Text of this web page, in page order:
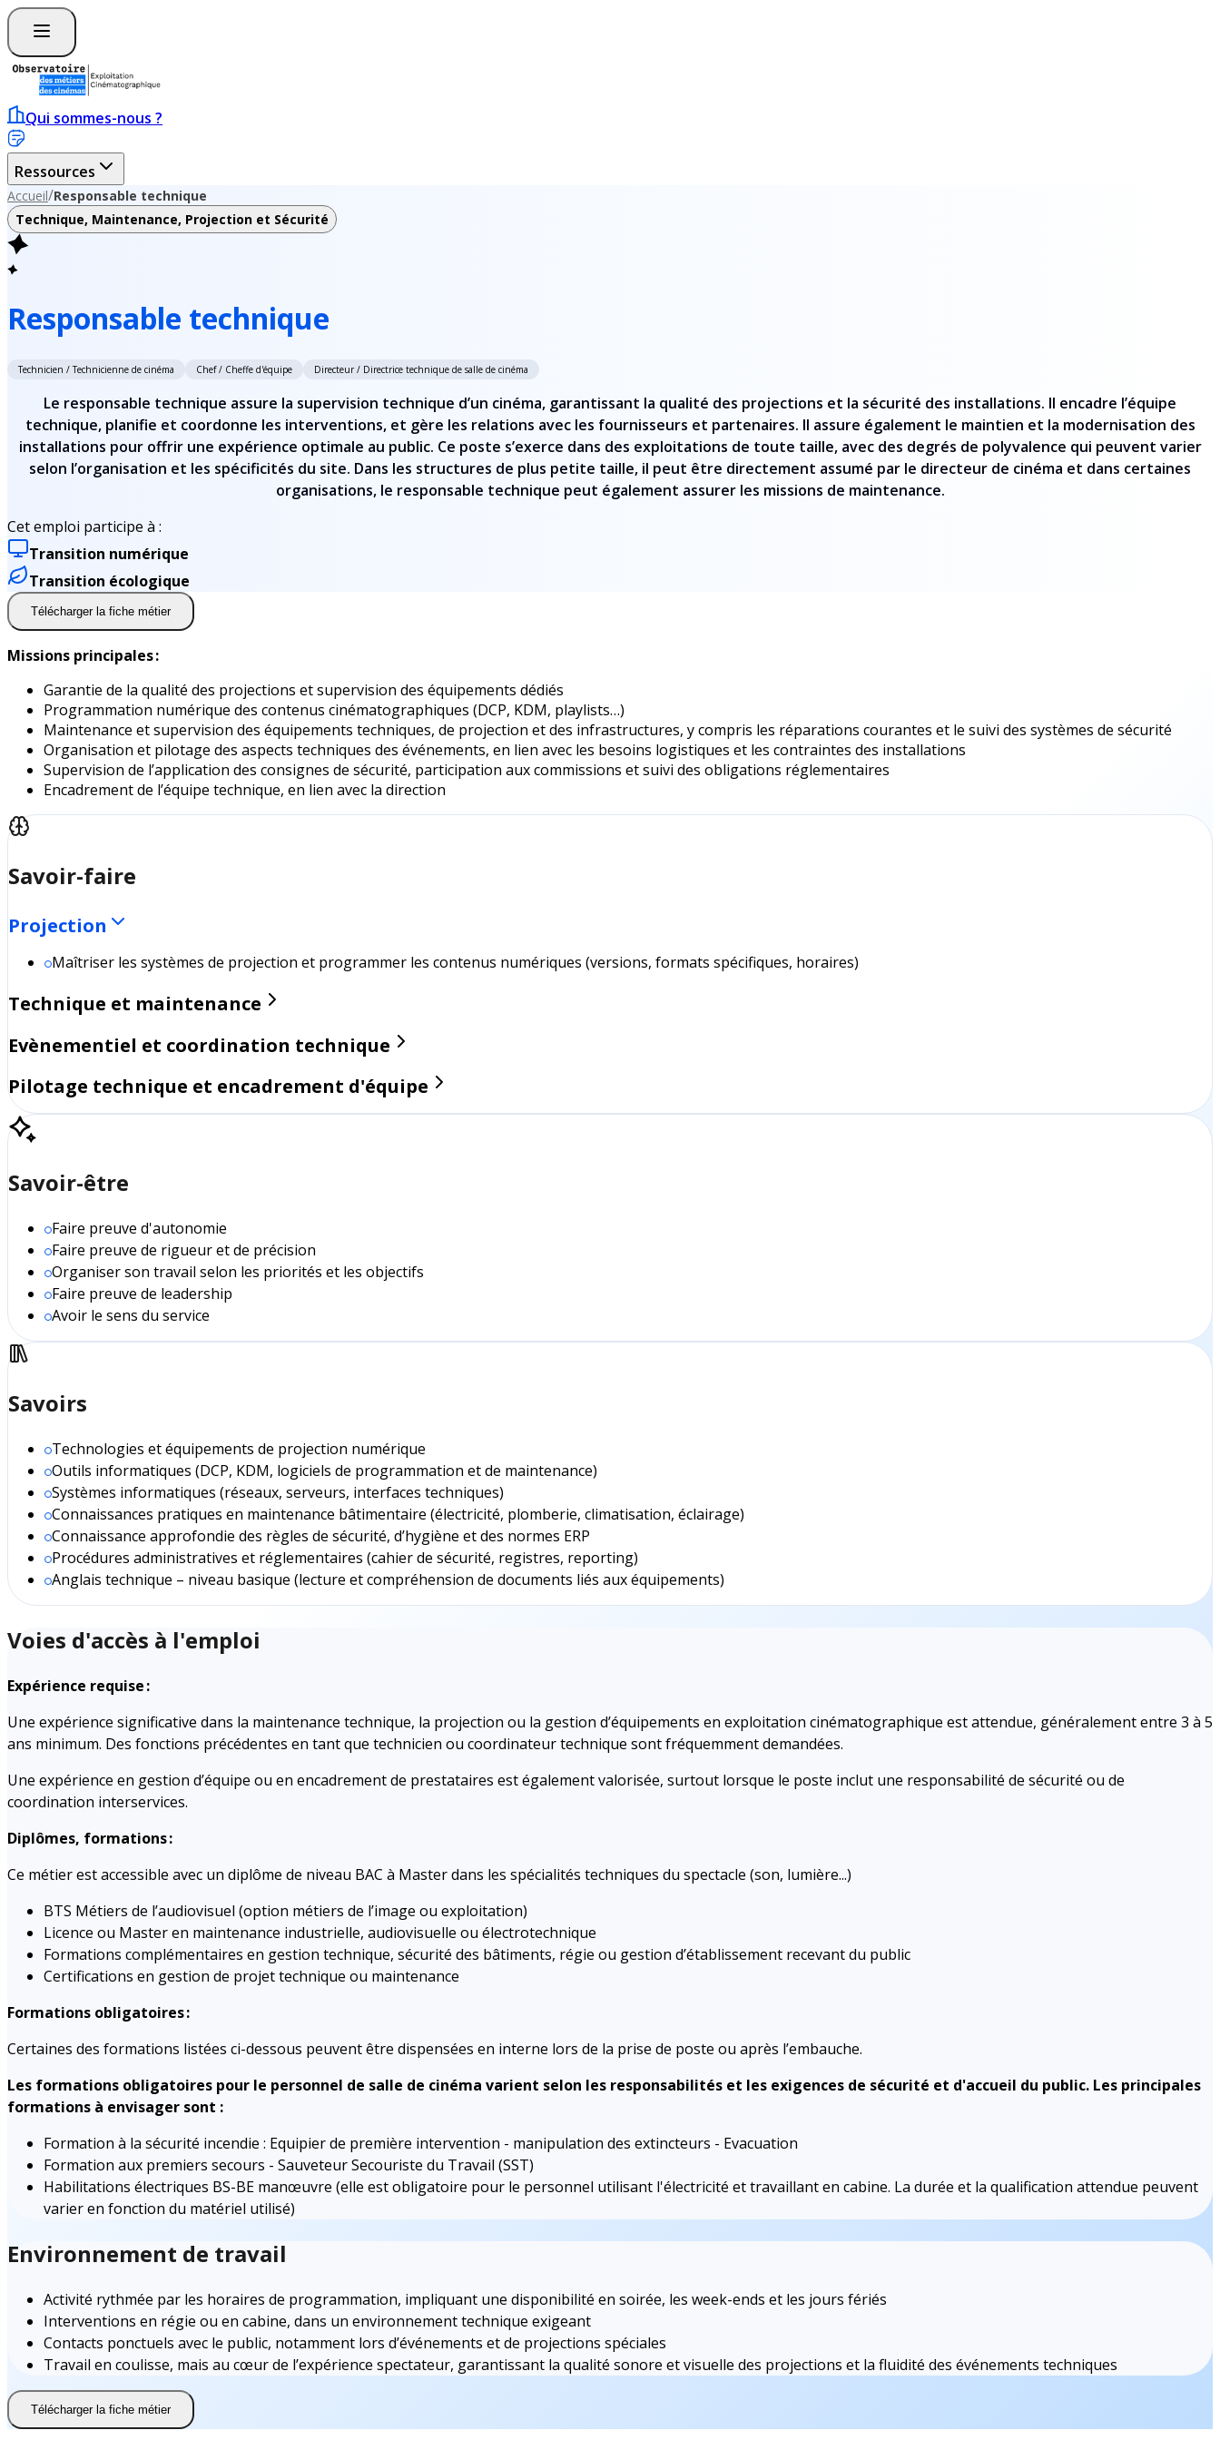
Qui sommes-nous ?
Ressources
Accueil/Responsable technique
Technique, Maintenance, Projection et Sécurité
Responsable technique
Technicien / Technicienne de cinéma Chef / Cheffe d'équipe Directeur / Directrice technique de salle de cinéma
Le responsable technique assure la supervision technique d’un cinéma, garantissant la qualité des projections et la sécurité des installations. Il encadre l’équipe
technique, planifie et coordonne les interventions, et gère les relations avec les fournisseurs et partenaires. Il assure également le maintien et la modernisation des
installations pour offrir une expérience optimale au public. Ce poste s’exerce dans des exploitations de toute taille, avec des degrés de polyvalence qui peuvent varier
selon l’organisation et les spécificités du site. Dans les structures de plus petite taille, il peut être directement assumé par le directeur de cinéma et dans certaines
organisations, le responsable technique peut également assurer les missions de maintenance.
Cet emploi participe à :
Transition numérique
Transition écologique
Télécharger la fiche métier
Missions principales :
Garantie de la qualité des projections et supervision des équipements dédiés
Programmation numérique des contenus cinématographiques (DCP, KDM, playlists…)
Maintenance et supervision des équipements techniques, de projection et des infrastructures, y compris les réparations courantes et le suivi des systèmes de sécurité
Organisation et pilotage des aspects techniques des événements, en lien avec les besoins logistiques et les contraintes des installations
Supervision de l’application des consignes de sécurité, participation aux commissions et suivi des obligations réglementaires
Encadrement de l’équipe technique, en lien avec la direction
Savoir-faire
Projection
Maîtriser les systèmes de projection et programmer les contenus numériques (versions, formats spécifiques, horaires)
Technique et maintenance
Evènementiel et coordination technique
Pilotage technique et encadrement d'équipe
Savoir-être
Faire preuve d'autonomie
Faire preuve de rigueur et de précision
Organiser son travail selon les priorités et les objectifs
Faire preuve de leadership
Avoir le sens du service
Savoirs
Technologies et équipements de projection numérique
Outils informatiques (DCP, KDM, logiciels de programmation et de maintenance)
Systèmes informatiques (réseaux, serveurs, interfaces techniques)
Connaissances pratiques en maintenance bâtimentaire (électricité, plomberie, climatisation, éclairage)
Connaissance approfondie des règles de sécurité, d’hygiène et des normes ERP
Procédures administratives et réglementaires (cahier de sécurité, registres, reporting)
Anglais technique – niveau basique (lecture et compréhension de documents liés aux équipements)
Voies d'accès à l'emploi
Expérience requise :
Une expérience significative dans la maintenance technique, la projection ou la gestion d’équipements en exploitation cinématographique est attendue, généralement entre 3 à 5
ans minimum. Des fonctions précédentes en tant que technicien ou coordinateur technique sont fréquemment demandées.
Une expérience en gestion d’équipe ou en encadrement de prestataires est également valorisée, surtout lorsque le poste inclut une responsabilité de sécurité ou de
coordination interservices.
Diplômes, formations :
Ce métier est accessible avec un diplôme de niveau BAC à Master dans les spécialités techniques du spectacle (son, lumière...)
BTS Métiers de l’audiovisuel (option métiers de l’image ou exploitation)
Licence ou Master en maintenance industrielle, audiovisuelle ou électrotechnique
Formations complémentaires en gestion technique, sécurité des bâtiments, régie ou gestion d’établissement recevant du public
Certifications en gestion de projet technique ou maintenance
Formations obligatoires :
Certaines des formations listées ci-dessous peuvent être dispensées en interne lors de la prise de poste ou après l’embauche.
Les formations obligatoires pour le personnel de salle de cinéma varient selon les responsabilités et les exigences de sécurité et d'accueil du public. Les principales
formations à envisager sont :
Formation à la sécurité incendie : Equipier de première intervention - manipulation des extincteurs - Evacuation
Formation aux premiers secours - Sauveteur Secouriste du Travail (SST)
Habilitations électriques BS-BE manœuvre (elle est obligatoire pour le personnel utilisant l'électricité et travaillant en cabine. La durée et la qualification attendue peuvent
varier en fonction du matériel utilisé)
Environnement de travail
Activité rythmée par les horaires de programmation, impliquant une disponibilité en soirée, les week-ends et les jours fériés
Interventions en régie ou en cabine, dans un environnement technique exigeant
Contacts ponctuels avec le public, notamment lors d’événements et de projections spéciales
Travail en coulisse, mais au cœur de l’expérience spectateur, garantissant la qualité sonore et visuelle des projections et la fluidité des événements techniques
Télécharger la fiche métier